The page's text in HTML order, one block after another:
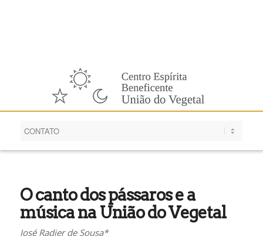
O canto dos pássaros e a
música na União do Vegetal
José Radier de Sousa*